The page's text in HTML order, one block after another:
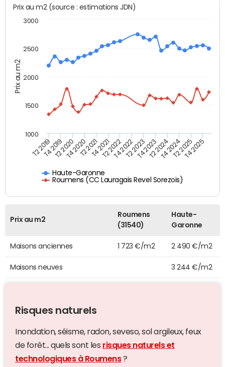
Prix au m2
Prix au m2 (source : estimations JDN)
Haute-Garonne
Roumens (CC Lauragais Revel Sorezois)
T2 2019T4 2019T2 2020T4 2020T2 2021T4 2021T2 2022T4 2022T2 2023T4 2023T2 2024T4 2024T2 2025T4 2025
1000
1500
2000
2500
3000
Prix au m2
Roumens
(31540)
Haute-
Garonne
Maisons anciennes 1 723 €/m2 2 490 €/m2
Maisons neuves 3 244 €/m2
Risques naturels
Inondation, séisme, radon, seveso, sol argileux, feux
de forêt... quels sont les risques naturels et
technologiques à Roumens?